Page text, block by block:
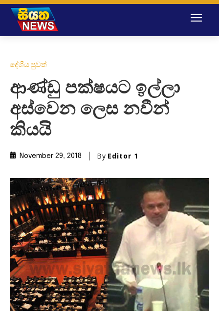
දේශීය පුවත්
ආණ්ඩු පක්ෂයට ඉල්ලා
අස්වෙන ලෙස නවීන්
කියයි
November 29, 2018 By Editor 1